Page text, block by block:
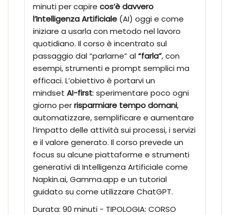
minuti per capire cos’è davvero
l’Intelligenza Artificiale (AI) oggi e come
iniziare a usarla con metodo nel lavoro
quotidiano. Il corso è incentrato sul
passaggio dal “parlarne” al“farla”, con
esempi, strumenti e prompt semplici ma
efficaci. L’obiettivo è portarvi un
mindset AI-first: sperimentare poco ogni
giorno perrisparmiare tempo domani,
automatizzare, semplificare e aumentare
l’impatto delle attività sui processi, i servizi
e il valore generato. Il corso prevede un
focus su alcune piattaforme e strumenti
generativi di Intelligenza Artificiale come
Napkin.ai, Gamma.app e un tutorial
guidato su come utilizzare ChatGPT.
Durata: 90 minuti - TIPOLOGIA: CORSO